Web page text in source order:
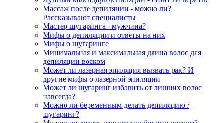
Массаж после депиляции - можно ли?
Рассказывают специалисты
Мастер шугаринга - мужчина?
Мифы о депиляции и ответы на них
Мифы о шугаринге
Минимальная и максимальная длина волос для
депиляции воском
Может ли лазерная эпиляция вызвать рак? И
другие мифы о лазерной эпиляции
Может ли шугаринг избавить от лишних волос
навсегда?
Можно ли беременным делать депиляцию /
шугаринг?